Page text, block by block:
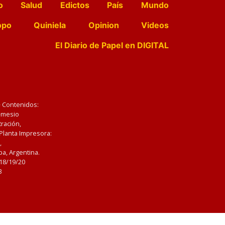
Salud Edictos País
Mundo
Quiniela Opinion
Videos
El Diario de Papel en DIGITAL
Impresora:
Argentina.
19/20